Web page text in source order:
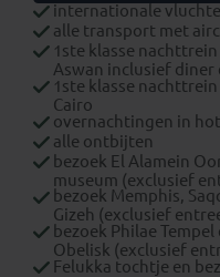
internationale
alle transport met
1ste klasse
Aswan inclusief
1ste klasse
Cairo
overnachtingen in
alle ontbijten
bezoek El Alamein
museum (exclusief
bezoek Memphis,
Gizeh (exclusief
bezoek Philae
Obelisk (exclusief
Felukka tochtje en